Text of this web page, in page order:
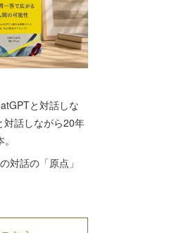
と対話しな
対話しながら20年
対話の「原点」